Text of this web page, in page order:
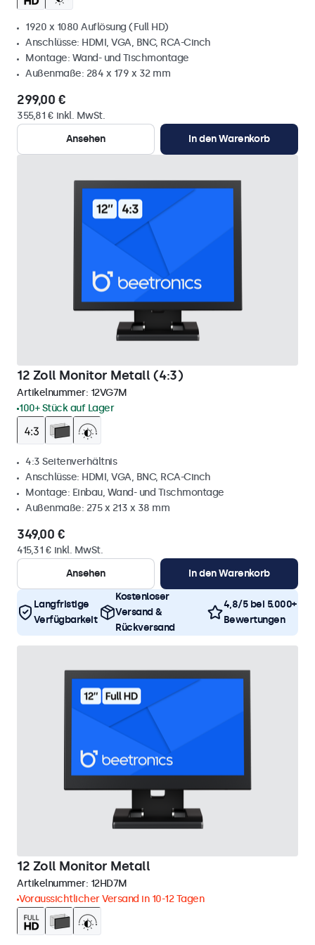
1920 x 1080 Auflösung (Full HD)
Anschlüsse: HDMI, VGA, BNC, RCA-Cinch
Montage: Wand- und Tischmontage
Außenmaße: 284 x 179 x 32 mm
299,00 €
355,81 € inkl. MwSt.
Ansehen
In den Warenkorb
12 Zoll Monitor Metall (4:3)
Artikelnummer: 12VG7M
100+ Stück auf Lager
4:3 Seitenverhältnis
Anschlüsse: HDMI, VGA, BNC, RCA-Cinch
Montage: Einbau, Wand- und Tischmontage
Außenmaße: 275 x 213 x 38 mm
349,00 €
415,31 € inkl. MwSt.
Ansehen
In den Warenkorb
Langfristige
Verfügbarkeit
Kostenloser
Versand &
Rückversand
4,8/5 bei 5.000+
Bewertungen
12 Zoll Monitor Metall
Artikelnummer: 12HD7M
Voraussichtlicher Versand in 10-12 Tagen